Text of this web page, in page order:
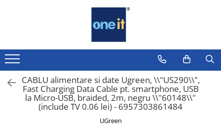
Laptop, Tablete & Telefoane
Laptop / Notebook
Notebook Consumer
Accesorii Laptop
CABLU alimentare si date Ugreen, \\"US290\\",
Fast Charging Data Cable pt. smartphone, USB
la Micro-USB, braided, 2m, negru \\"60148\\"
(include TV 0.06 lei) - 6957303861484
UGreen